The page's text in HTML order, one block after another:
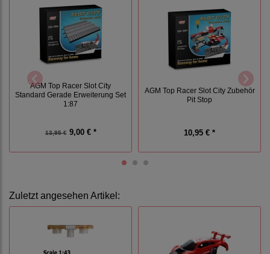
AGM Top Racer Slot City
Standard Gerade Erweiterung Set
1:87
13,95 €9,00 € *
AGM Top Racer Slot City Zubehör
Pit Stop
10,95 € *
Zuletzt angesehen Artikel: